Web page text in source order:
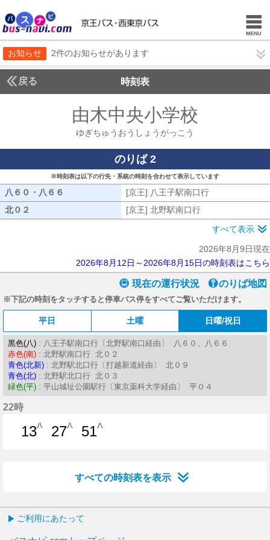
お知らせ 2件のお知らせがあります
戻る 時刻表
由木中央小学校
ゆぎちゅうおうしょうがっこう
のりば 2
※時刻表は以下の行先・系統の時刻を合わせて表示しています
八６０・八６６ [京王] 八王子駅南口行
北０２
[京王] 北野駅南口行
すべて表示
2026年8月9日現在
2026年8月12日～2026年8月15日の時刻表はこちら
現在の運行状況 のりば地図
※下記の時刻をタッチすると停車バス停をすべてご覧いただけます。
平日 土曜 日曜/祝日
黒色(八) : 八王子駅南口行〔北野駅南口経由〕 八６０、八６６
赤色(南) : 北野駅南口行 北０２
青色(北新) : 北野駅北口行〔打越新道経由〕 北０９
青色(北) : 北野駅北口行 北０３
緑色(平) : 平山城址公園駅行〔東京薬科大学経由〕 平０４
22時
13八
27八
51八
すべての時刻表を表示
ご利用にあたって